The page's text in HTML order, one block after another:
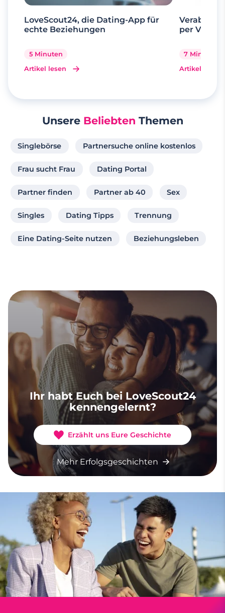
LoveScout24, die Dating-App für
echte Beziehungen
5 Minuten
Artikel lesen
per
7 Minuten
Artikel lesen
Unsere Beliebten Themen
Singlebörse Partnersuche online kostenlos
Frau sucht Frau Dating Portal
Partner finden Partner ab 40 Sex
Singles Dating Tipps Trennung
Eine Dating-Seite nutzen Beziehungsleben
Ihr habt Euch bei LoveScout24
kennengelernt?
Erzählt uns Eure Geschichte
Mehr Erfolgsgeschichten